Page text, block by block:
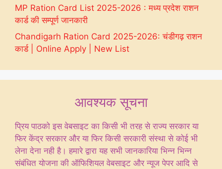
MP Ration Card List 2025-2026 : मध्य प्रदेश राशन
कार्ड की सम्पूर्ण जानकारी
Chandigarh Ration Card 2025-2026: चंडीगढ़ राशन
कार्ड | Online Apply | New List
आवश्यक सूचना
प्रिय पाठको इस वेबसाइट का किसी भी तरह से राज्य सरकार या
फिर केंद्र सरकार और या फिर किसी सरकारी संस्था से कोई भी
लेना देना नही है। हमारे द्वारा यह सभी जानकारिया भिन्न भिन्न
संबंधित योजना की ऑफिशियल वेबसाइट और न्यूज पेपर आदि से